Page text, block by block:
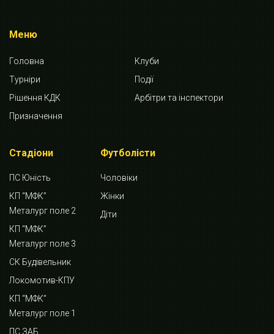
Меню
Головна
Клуби
Турніри
Події
Рішення КДК
Арбітри та інспектори
Призначення
Стадіони
ПС Юність
КП “МФК”
Металург поле 2
КП “МФК”
Металург поле 3
СК Будівельник
Локомотив-КПУ
КП “МФК”
Металург поле 1
ПС ЗАБ
Футболісти
Чоловіки
Жінки
Діти